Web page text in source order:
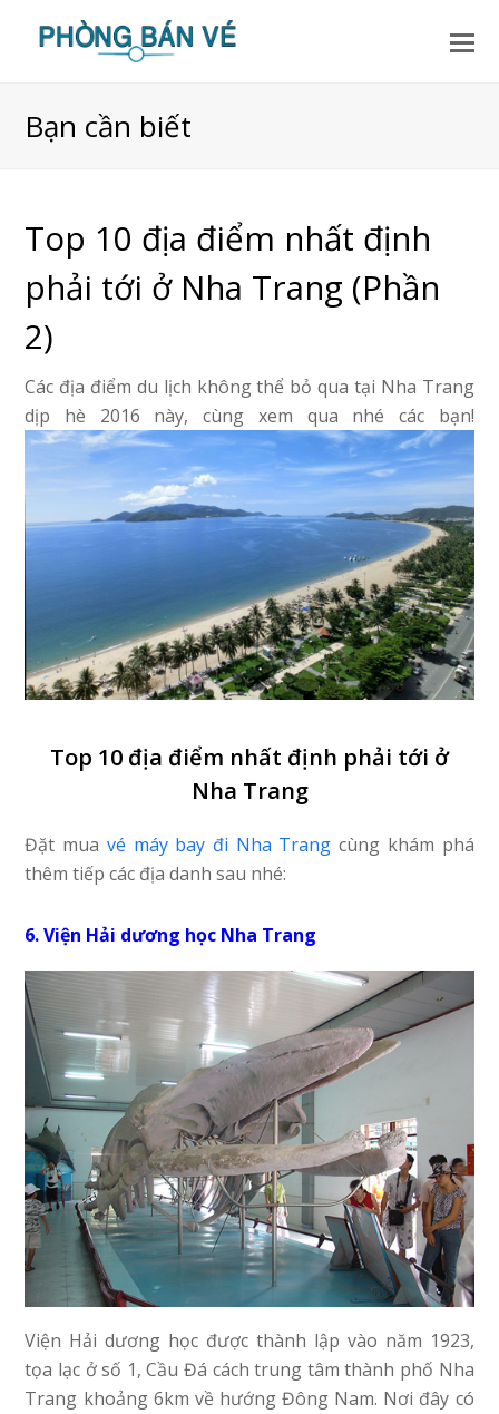
Bạn cần biết
Top 10 địa điểm nhất định
phải tới ở Nha Trang (Phần
2)
Các địa điểm du lịch không thể bỏ qua tại Nha Trang
dịp hè 2016 này, cùng xem qua nhé các bạn!
Top 10 địa điểm nhất định phải tới ở
Nha Trang
Đặt mua vé máy bay đi Nha Trang cùng khám phá
thêm tiếp các địa danh sau nhé:
6. Viện Hải dương học Nha Trang
Viện Hải dương học được thành lập vào năm 1923,
tọa lạc ở số 1, Cầu Đá cách trung tâm thành phố Nha
Trang khoảng 6km về hướng Đông Nam. Nơi đây có